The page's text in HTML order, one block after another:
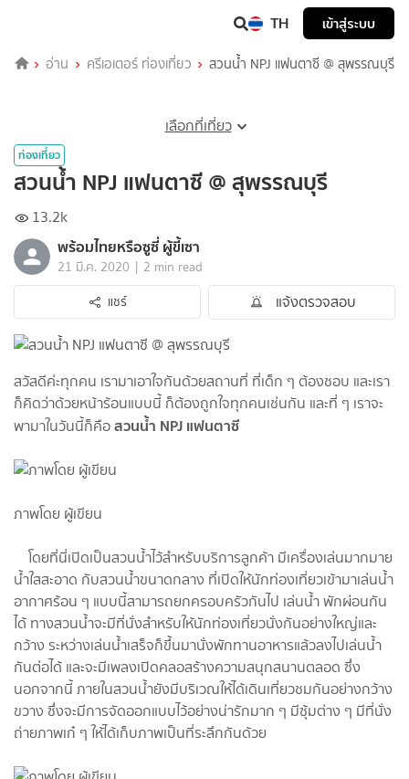
TH เข้าสู่ระบบ
อ่าน ครีเอเตอร์ ท่องเที่ยว สวนน้ำ NPJ แฟนตาซี @ สุพรรณบุรี
เลือกที่เที่ยว
ท่องเที่ยว
สวนน้ำ NPJ แฟนตาซี @ สุพรรณบุรี
13.2k
พร้อมไทยหรือซูซี่ ผู้ขี้เซา
21 มี.ค. 2020 | 2 min read
แชร์
แจ้งตรวจสอบ
สวัสดีค่ะทุกคน เรามาเอาใจกันด้วยสถานที่ ที่เด็ก ๆ ต้องชอบ และเรา
ก็คิดว่าด้วยหน้าร้อนแบบนี้ ก็ต้องถูกใจทุกคนเช่นกัน และที่ ๆ เราจะ
พามาในวันนี้ก็คือสวนน้ำ NPJ แฟนตาซี
ภาพโดย ผู้เขียน
โดยที่นี่เปิดเป็นสวนน้ำไว้สำหรับบริการลูกค้า มีเครื่องเล่นมากมาย
น้ำใสสะอาด กับสวนน้ำขนาดกลาง ที่เปิดให้นักท่องเที่ยวเข้ามาเล่นน้ำ
อากาศร้อน ๆ แบบนี้สามารถยกครอบครัวกันไป เล่นน้ำ พักผ่อนกัน
ได้ ทางสวนน้ำจะมีที่นั่งสำหรับให้นักท่องเที่ยวนั่งกันอย่างใหญ่และ
กว้าง ระหว่างเล่นน้ำเสร็จก็ขึ้นมานั่งพักทานอาหารแล้วลงไปเล่นน้ำ
กันต่อได้ และจะมีเพลงเปิดคลอสร้างความสนุกสนานตลอด ซึ่ง
นอกจากนี้ ภายในสวนน้ำยังมีบริเวณให้ได้เดินเที่ยวชมกันอย่างกว้าง
ขวาง ซึ่งจะมีการจัดออกแบบไว้อย่างน่ารักมาก ๆ มีซุ้มต่าง ๆ มีที่นั่ง
ถ่ายภาพเก๋ ๆ ให้ได้เก็บภาพเป็นที่ระลึกกันด้วย